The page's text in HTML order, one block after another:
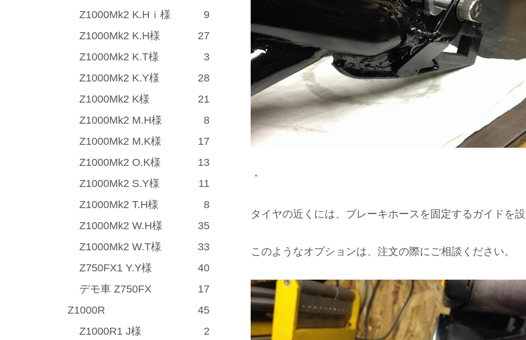
・
タイヤの近くには、ブレーキホースを固定するガイドを
このようなオプションは、注文の際にご相談ください。
Z1000Mk2 K.Hｉ様
9
Z1000Mk2 K.H様
27
Z1000Mk2 K.T様
3
Z1000Mk2 K.Y様
28
Z1000Mk2 K様
21
Z1000Mk2 M.H様
8
Z1000Mk2 M.K様
17
Z1000Mk2 O.K様
13
Z1000Mk2 S.Y様
11
Z1000Mk2 T.H様
8
Z1000Mk2 W.H様
35
Z1000Mk2 W.T様
33
Z750FX1 Y.Y様
40
デモ車 Z750FX
17
Z1000R
45
Z1000R1 J様
2